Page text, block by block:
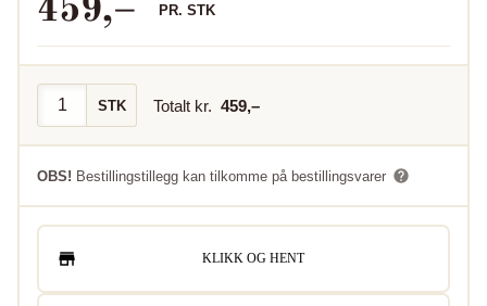
459,– PR. STK
STK Totalt kr. 459,–
OBS! Bestillingstillegg kan tilkomme på bestillingsvarer
KLIKK OG HENT